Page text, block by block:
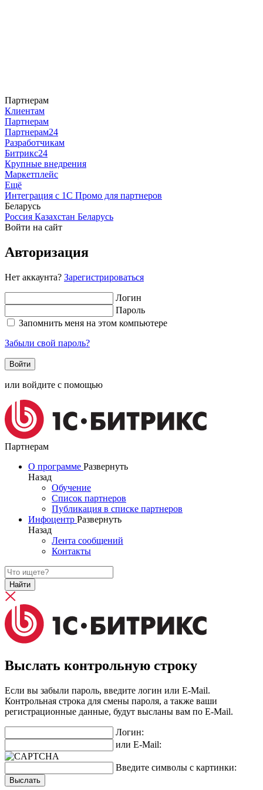
Партнерам
Клиентам
Партнерам
Партнерам24
Разработчикам
Битрикс24
Крупные внедрения
Маркетплейс
Ещё
Интеграция с 1С Промо для партнеров
Беларусь
Россия Казахстан Беларусь
Войти на сайт
Авторизация
Нет аккаунта? Зарегистрироваться
Логин
Пароль
Запомнить меня на этом компьютере
Забыли свой пароль?
или войдите с помощью
Партнерам
О программе Развернуть
Назад
Обучение
Список партнеров
Публикация в списке партнеров
Инфоцентр Развернуть
Назад
Лента сообщений
Контакты
Найти
Выслать контрольную строку
Если вы забыли пароль, введите логин или E-Mail.
Контрольная строка для смены пароля, а также ваши
регистрационные данные, будут высланы вам по E-Mail.
Логин:
или E-Mail:
Введите символы с картинки: